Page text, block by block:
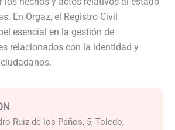
En Orgaz, el Registro Civil
esencial en la gestión de
relacionados con la identidad y
Ruiz de los Paños, 5, Toledo,